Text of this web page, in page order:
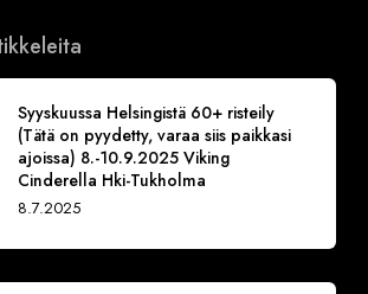
Syyskuussa Helsingistä 60+ risteily
(Tätä on pyydetty, varaa siis paikkasi
ajoissa) 8.-10.9.2025 Viking
Cinderella Hki-Tukholma
8.7.2025